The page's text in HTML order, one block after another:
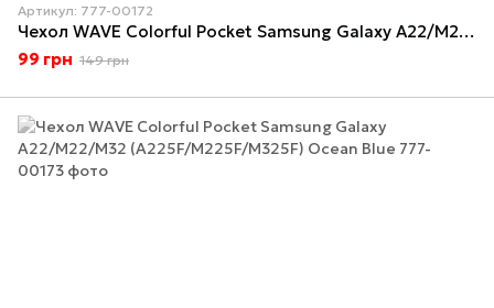
Артикул: 777-00172
Чехол WAVE Colorful Pocket Samsung Galaxy A22/M22/M32 (A225F/M225F/M325F) Black
99 грн 149 грн